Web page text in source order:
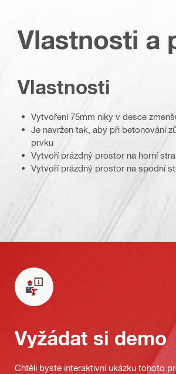
Vlastnosti a
Vlastnosti
Vytvoření 75mm niky v desce
Je navržen tak, aby při betonování
prvku
Vytvoří prázdný prostor na horní
Vytvoří prázdný prostor na spodní
Vyžádat si demo
Chtěli byste interaktivní ukázku tohoto